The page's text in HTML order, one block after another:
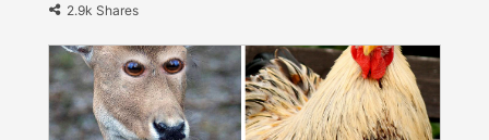
2.9k Shares